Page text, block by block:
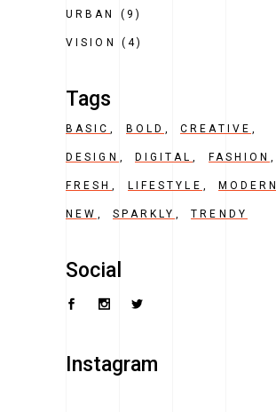
URBAN (9)
VISION (4)
Tags
BASIC BOLD CREATIVE
DESIGN DIGITAL FASHION
FRESH LIFESTYLE MODERN
NEW SPARKLY TRENDY
Social
Instagram